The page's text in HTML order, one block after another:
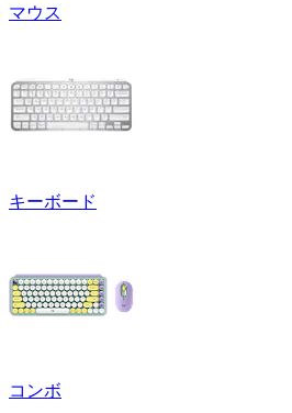
マウス
キーボード
コンボ